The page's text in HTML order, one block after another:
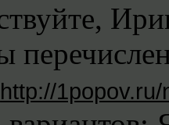
http://